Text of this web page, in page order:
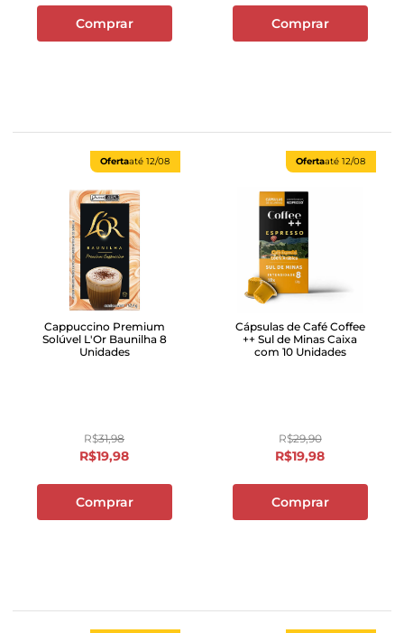
Comprar Comprar
Ofertaaté 12/08
Cappuccino Premium
Solúvel L'Or Baunilha 8
Unidades
R$31,98
R$19,98
Comprar
Ofertaaté 12/08
Cápsulas de Café Coffee
++ Sul de Minas Caixa
com 10 Unidades
R$29,90
R$19,98
Comprar